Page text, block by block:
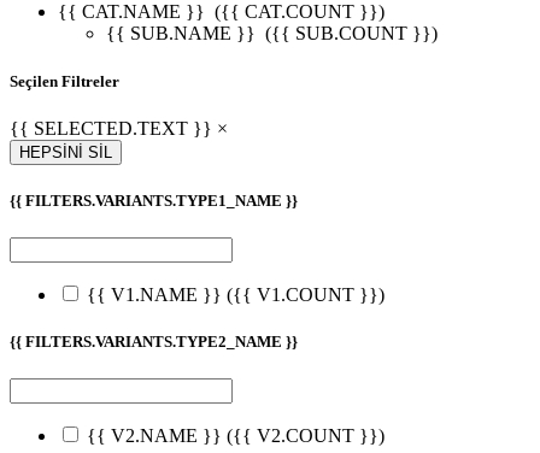
{{ CAT.NAME }} ({{ CAT.COUNT }})
{{ SUB.NAME }} ({{ SUB.COUNT }})
Seçilen Filtreler
{{ SELECTED.TEXT }} ×
HEPSİNİ SİL
{{ FILTERS.VARIANTS.TYPE1_NAME }}
{{ V1.NAME }} ({{ V1.COUNT }})
{{ FILTERS.VARIANTS.TYPE2_NAME }}
{{ V2.NAME }} ({{ V2.COUNT }})